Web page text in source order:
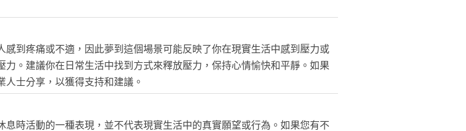
到疼痛或不適，因此夢到這個場景可能反映了你在現實生活中感到壓力或
。建議你在日常生活中找到方式來釋放壓力，保持心情愉快和平靜。如果
士分享，以獲得支持和建議。
時活動的一種表現，並不代表現實生活中的真實願望或行為。如果您有不